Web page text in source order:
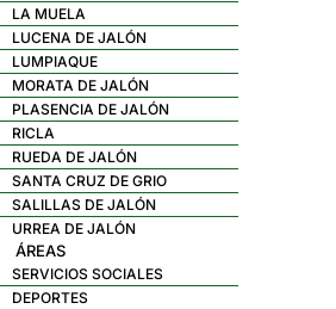
LA MUELA
LUCENA DE JALÓN
LUMPIAQUE
MORATA DE JALÓN
PLASENCIA DE JALÓN
RICLA
RUEDA DE JALÓN
SANTA CRUZ DE GRIO
SALILLAS DE JALÓN
URREA DE JALÓN
ÁREAS
SERVICIOS SOCIALES
DEPORTES